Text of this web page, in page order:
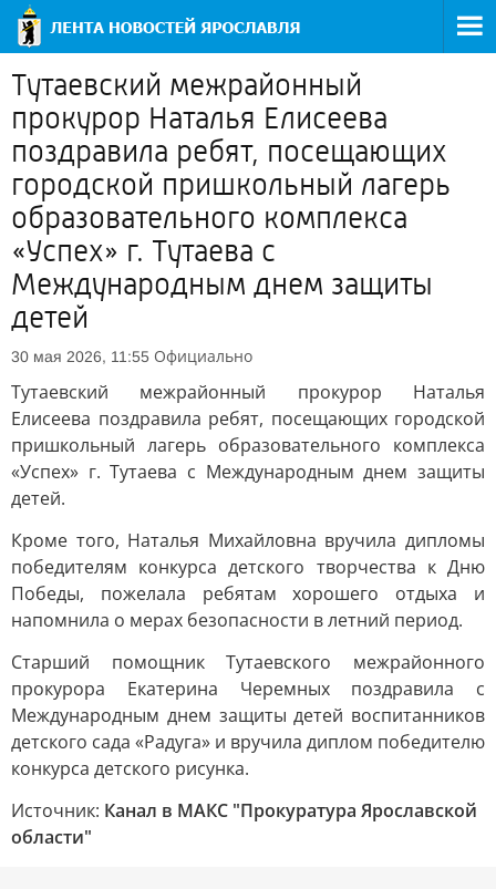
Тутаевский межрайонный
прокурор Наталья Елисеева
поздравила ребят, посещающих
городской пришкольный лагерь
образовательного комплекса
«Успех» г. Тутаева с
Международным днем защиты
детей
30 мая 2026, 11:55 Официально
Тутаевский межрайонный прокурор Наталья
Елисеева поздравила ребят, посещающих городской
пришкольный лагерь образовательного комплекса
«Успех» г. Тутаева с Международным днем защиты
детей.
Кроме того, Наталья Михайловна вручила дипломы
победителям конкурса детского творчества к Дню
Победы, пожелала ребятам хорошего отдыха и
напомнила о мерах безопасности в летний период.
Старший помощник Тутаевского межрайонного
прокурора Екатерина Черемных поздравила с
Международным днем защиты детей воспитанников
детского сада «Радуга» и вручила диплом победителю
конкурса детского рисунка.
Источник: Канал в МАКС "Прокуратура Ярославской
области"